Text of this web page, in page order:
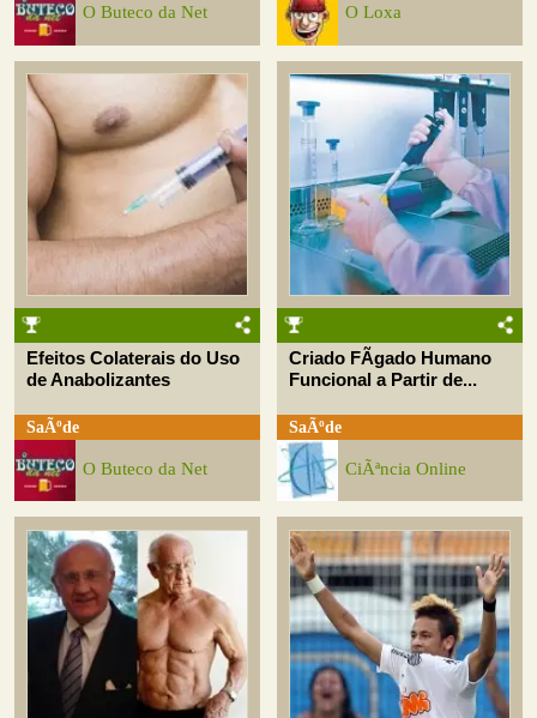
O Buteco da Net O Loxa
Efeitos Colaterais do Uso
de Anabolizantes
SaÃºde
O Buteco da Net
Criado FÃ­gado Humano
Funcional a Partir de...
SaÃºde
CiÃªncia Online